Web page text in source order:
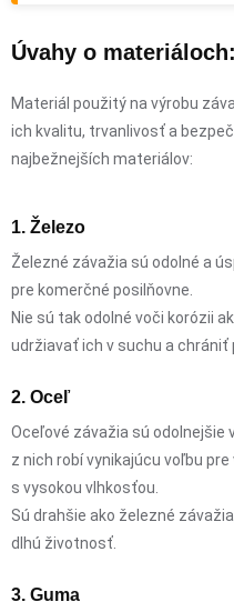
Úvahy o
Materiál použitý na výrobu
ich kvalitu, trvanlivosť a
najbežnejších materiálov:
1. Železo
Železné závažia sú odolné a
pre komerčné posilňovne.
Nie sú tak odolné voči korózii
udržiavať ich v suchu a chrániť
2. Oceľ
Oceľové závažia sú odolnejšie
z nich robí vynikajúcu voľbu
s vysokou vlhkosťou.
Sú drahšie ako železné
dlhú životnosť.
3. Guma